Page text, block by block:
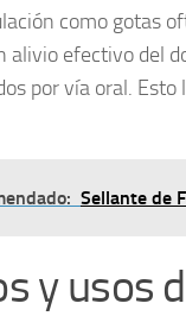
como gotas
alivio efectivo del
por vía oral.
Sellante de
y usos